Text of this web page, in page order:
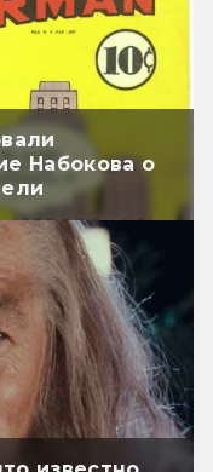
Набокова о